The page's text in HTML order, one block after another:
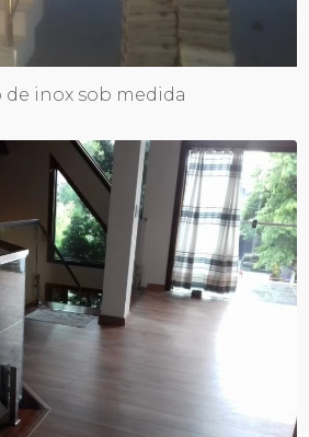
inox sob medida